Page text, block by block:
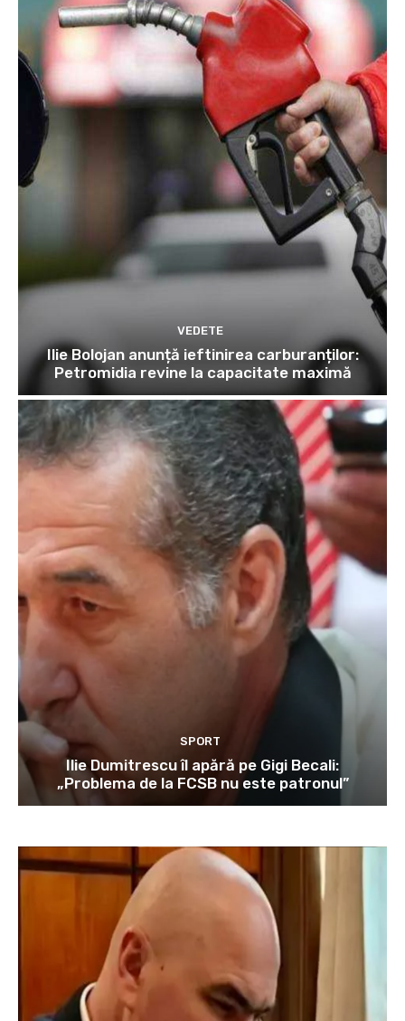
VEDETE
Ilie Bolojan anunță ieftinirea carburanților:
Petromidia revine la capacitate maximă
SPORT
Ilie Dumitrescu îl apără pe Gigi Becali:
„Problema de la FCSB nu este patronul”